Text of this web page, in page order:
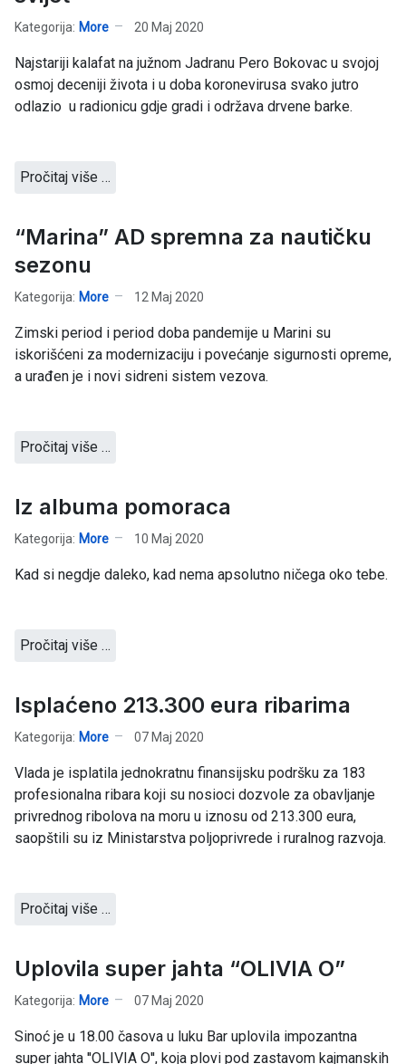
Kategorija: More 20 Maj 2020
Najstariji kalafat na južnom Jadranu Pero Bokovac u svojoj
osmoj deceniji života i u doba koronevirusa svako jutro
odlazio u radionicu gdje gradi i održava drvene barke.
Pročitaj više …
“Marina” AD spremna za nautičku
sezonu
Kategorija: More 12 Maj 2020
Zimski period i period doba pandemije u Marini su
iskorišćeni za modernizaciju i povećanje sigurnosti opreme,
a urađen je i novi sidreni sistem vezova.
Pročitaj više …
Iz albuma pomoraca
Kategorija: More 10 Maj 2020
Kad si negdje daleko, kad nema apsolutno ničega oko tebe.
Pročitaj više …
Isplaćeno 213.300 eura ribarima
Kategorija: More 07 Maj 2020
Vlada je isplatila jednokratnu finansijsku podršku za 183
profesionalna ribara koji su nosioci dozvole za obavljanje
privrednog ribolova na moru u iznosu od 213.300 eura,
saopštili su iz Ministarstva poljoprivrede i ruralnog razvoja.
Pročitaj više …
Uplovila super jahta “OLIVIA O”
Kategorija: More 07 Maj 2020
Sinoć je u 18.00 časova u luku Bar uplovila impozantna
super jahta ''OLIVIA O'', koja plovi pod zastavom kajmanskih